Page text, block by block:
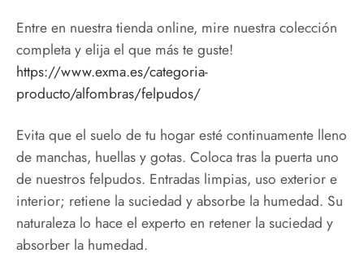
Entre en nuestra tienda online, mire nuestra colección
completa y elija el que más te guste!
https://www.exma.es/categoria-
producto/alfombras/felpudos/
Evita que el suelo de tu hogar esté continuamente lleno
de manchas, huellas y gotas. Coloca tras la puerta uno
de nuestros felpudos. Entradas limpias, uso exterior e
interior; retiene la suciedad y absorbe la humedad. Su
naturaleza lo hace el experto en retener la suciedad y
absorber la humedad.